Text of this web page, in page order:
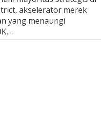
akselerator merek
yang menaungi